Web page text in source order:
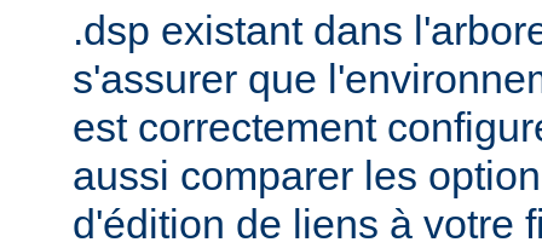
.dsp existant dans
s'assurer que
est correctement
aussi comparer les
d'édition de liens à votre